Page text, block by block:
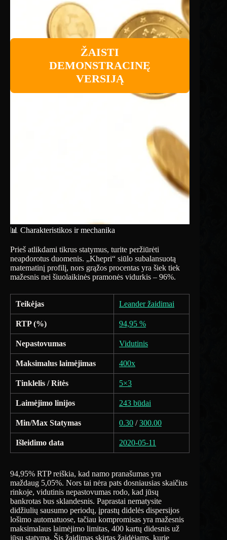
ŽAISTI
DEMONSTRACINĘ
VERSIJĄ
📊 Charakteristikos ir mechanika
Prieš atlikdami tikrus statymus, turite peržiūrėti
neapdorotus duomenis. „Khepri“ siūlo subalansuotą
matematinį profilį, nors grąžos procentas yra šiek tiek
mažesnis nei šiuolaikinės pramonės vidurkis – 96%.
Teikėjas Leander žaidimai
RTP (%) 94,95 %
Nepastovumas Vidutinis
Maksimalus laimėjimas 400x
Tinklelis / Ritės 5×3
Laimėjimo linijos 243 būdai
Min/Max Statymas 0.30 /300.00
Išleidimo data 2020-05-11
94,95% RTP reiškia, kad namo pranašumas yra
maždaug 5,05%. Nors tai nėra pats dosniausias skaičius
rinkoje, vidutinis nepastovumas rodo, kad jūsų
bankrotas bus sklandesnis. Paprastai nematysite
didžiulių sausumo periodų, įprastų didelės dispersijos
lošimo automatuose, tačiau kompromisas yra mažesnis
maksimalaus laimėjimo limitas, 400 kartų didesnis už
jūsų statymą. Šis žaidimas skirtas žaidėjams, kurie